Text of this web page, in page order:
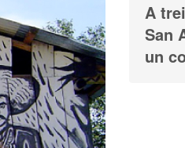
A
San
un